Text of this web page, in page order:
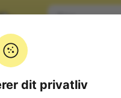
dit privatliv